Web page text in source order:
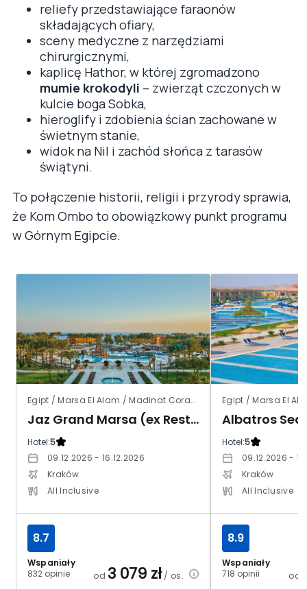
reliefy przedstawiające faraonów
składających ofiary,
sceny medyczne z narzędziami
chirurgicznymi,
kaplicę Hathor, w której zgromadzono
mumie krokodyli – zwierząt czczonych w
kulcie boga Sobka,
hieroglify i zdobienia ścian zachowane w
świetnym stanie,
widok na Nil i zachód słońca z tarasów
świątyni.
To połączenie historii, religii i przyrody sprawia,
że Kom Ombo to obowiązkowy punkt programu
w Górnym Egipcie.
Egipt / Marsa El Alam / Madinat Coraya
Jaz Grand Marsa (ex Resta Grand Resort)
Hotel:5
09.12.2026 - 16.12.2026
Kraków
All Inclusive
Wspaniały
832 opinie
8.7
od 3 079 zł/ os.
Egipt / Marsa El
Hotel:5
09.12.2026 -
Kraków
All Inclusive
Wspaniały
718 opinii
8.9
od